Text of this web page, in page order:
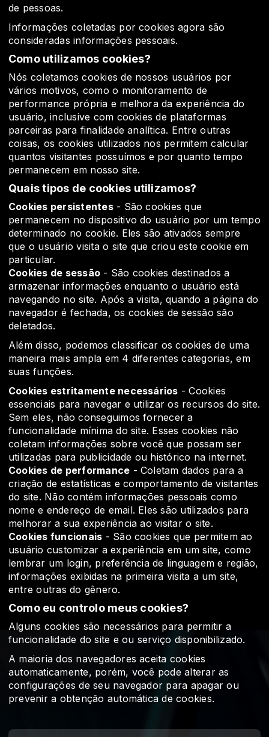
de pessoas.
Informações coletadas por cookies agora são
consideradas informações pessoais.
Como utilizamos cookies?
Nós coletamos cookies de nossos usuários por
vários motivos, como o monitoramento de
performance própria e melhora da experiência do
usuário, inclusive com cookies de plataformas
parceiras para finalidade analítica. Entre outras
coisas, os cookies utilizados nos permitem calcular
quantos visitantes possuímos e por quanto tempo
permanecem em nosso site.
Quais tipos de cookies utilizamos?
Cookies persistentes- São cookies que
permanecem no dispositivo do usuário por um tempo
determinado no cookie. Eles são ativados sempre
que o usuário visita o site que criou este cookie em
particular.
Cookies de sessão - São cookies destinados a
armazenar informações enquanto o usuário está
navegando no site. Após a visita, quando a página do
navegador é fechada, os cookies de sessão são
deletados.
Além disso, podemos classificar os cookies de uma
maneira mais ampla em 4 diferentes categorias, em
suas funções.
Cookies estritamente necessários - Cookies
essenciais para navegar e utilizar os recursos do site.
Sem eles, não conseguimos fornecer a
funcionalidade mínima do site. Esses cookies não
coletam informações sobre você que possam ser
utilizadas para publicidade ou histórico na internet.
Cookies de performance - Coletam dados para a
criação de estatísticas e comportamento de visitantes
do site. Não contém informações pessoais como
nome e endereço de email. Eles são utilizados para
melhorar a sua experiência ao visitar o site.
Cookies funcionais - São cookies que permitem ao
usuário customizar a experiência em um site, como
lembrar um login, preferência de linguagem e região,
informações exibidas na primeira visita a um site,
entre outras do gênero.
Como eu controlo meus cookies?
Alguns cookies são necessários para permitir a
funcionalidade do site e ou serviço disponibilizado.
A maioria dos navegadores aceita cookies
automaticamente, porém, você pode alterar as
configurações de seu navegador para apagar ou
prevenir a obtenção automática de cookies.